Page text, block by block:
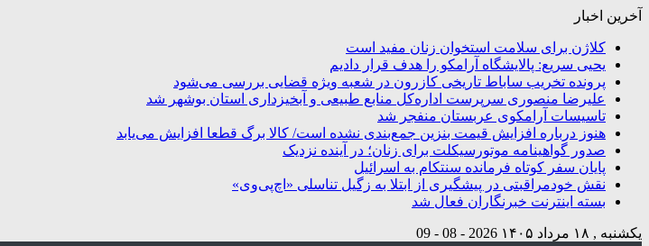
آخرین اخبار
کلاژن برای سلامت استخوان زنان مفید است
یحیی سریع: پالایشگاه آرامکو را هدف قرار دادیم
پرونده تخریب ساباط تاریخی کازرون در شعبه ویژه قضایی بررسی می‌شود
علیرضا منصوری سرپرست اداره‌کل منابع طبیعی و آبخیزداری استان بوشهر شد
تاسیسات آرامکوی عربستان منفجر شد
هنوز درباره افزایش قیمت بنزین جمع‌بندی نشده است/ کالا برگ قطعا افزایش می‌یابد
صدور گواهینامه موتورسیکلت برای زنان؛ در آینده نزدیک
پایان سفر کوتاه فرمانده سنتکام به اسرائیل
نقش خودمراقبتی در پیشگیری از ابتلا به زگیل تناسلی «اچ‌پی‌وی»
بسته اینترنت خبرنگاران فعال شد
یکشنبه , ۱۸ مرداد ۱۴۰۵ 2026 - 08 - 09